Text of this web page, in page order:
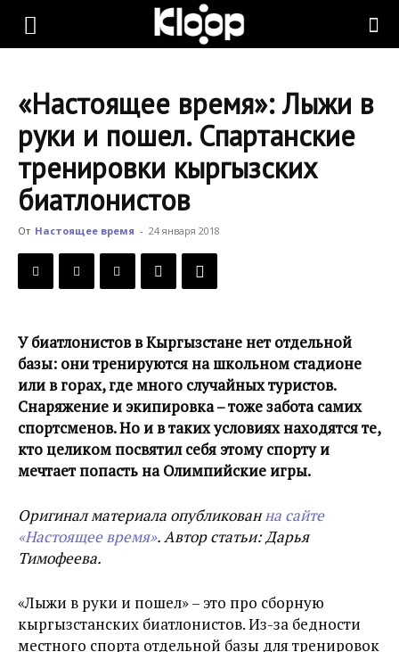
KLOOP.KG
Новости
Кыргызстана
«Настоящее время»: Лыжи в
руки и пошел. Cпартанские
тренировки кыргызских
биатлонистов
От Настоящее время - 24 января 2018
У биатлонистов в Кыргызстане нет отдельной
базы: они тренируются на школьном стадионе
или в горах, где много случайных туристов.
Снаряжение и экипировка – тоже забота самих
спортсменов. Но и в таких условиях находятся те,
кто целиком посвятил себя этому спорту и
мечтает попасть на Олимпийские игры.
Оригинал материала опубликованна сайте
«Настоящее время». Автор статьи: Дарья
Тимофеева.
«Лыжи в руки и пошел» – это про сборную
кыргызстанских биатлонистов. Из-за бедности
местного спорта отдельной базы для тренировок